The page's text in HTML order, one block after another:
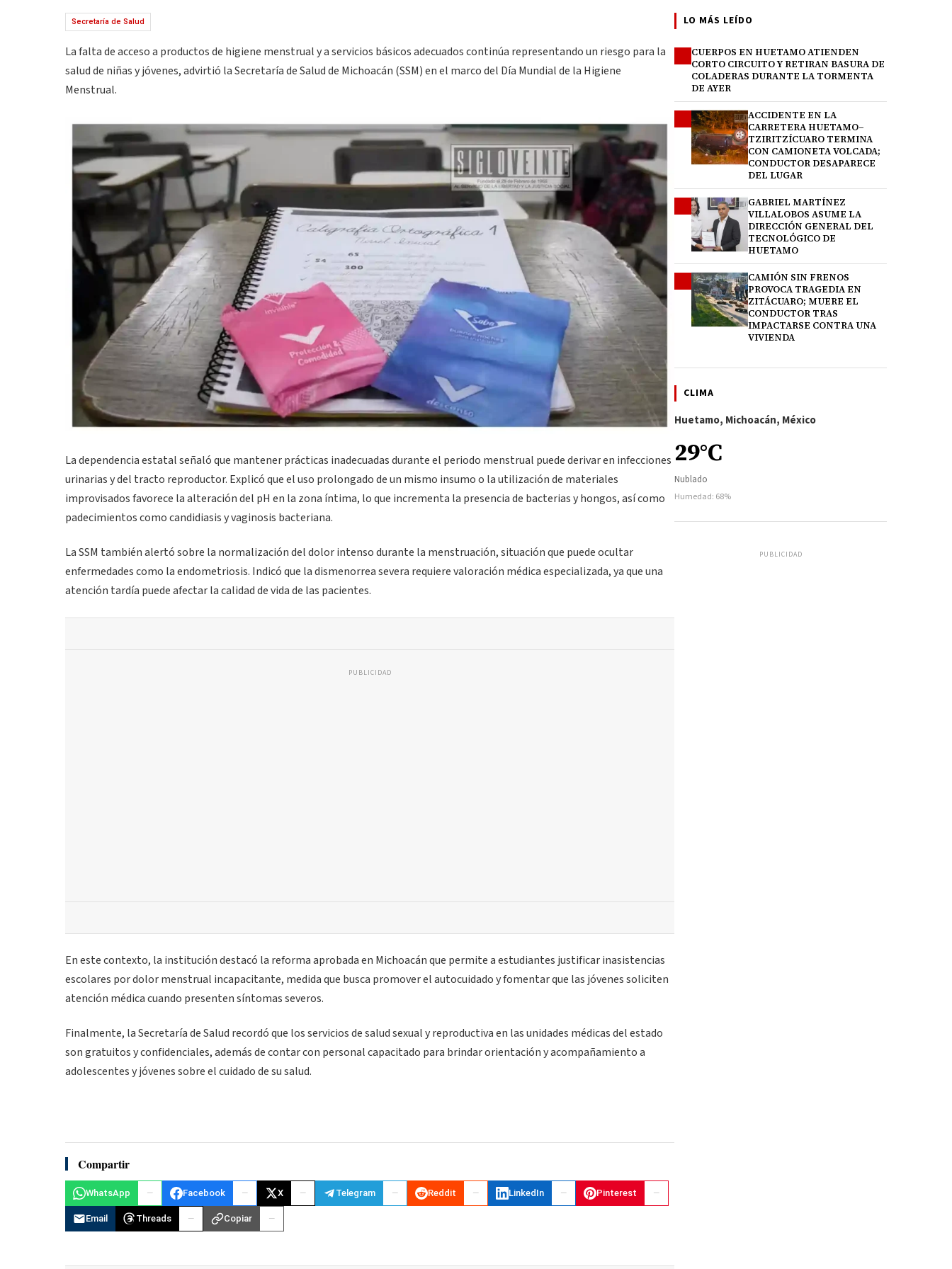
Secretaría de Salud
La falta de acceso a productos de higiene menstrual y a servicios básicos adecuados continúa representando un riesgo para la
salud de niñas y jóvenes, advirtió la Secretaría de Salud de Michoacán (SSM) en el marco del Día Mundial de la Higiene
Menstrual.
La dependencia estatal señaló que mantener prácticas inadecuadas durante el periodo menstrual puede derivar en infecciones
urinarias y del tracto reproductor. Explicó que el uso prolongado de un mismo insumo o la utilización de materiales
improvisados favorece la alteración del pH en la zona íntima, lo que incrementa la presencia de bacterias y hongos, así como
padecimientos como candidiasis y vaginosis bacteriana.
La SSM también alertó sobre la normalización del dolor intenso durante la menstruación, situación que puede ocultar
enfermedades como la endometriosis. Indicó que la dismenorrea severa requiere valoración médica especializada, ya que una
atención tardía puede afectar la calidad de vida de las pacientes.
PUBLICIDAD
En este contexto, la institución destacó la reforma aprobada en Michoacán que permite a estudiantes justificar inasistencias
escolares por dolor menstrual incapacitante, medida que busca promover el autocuidado y fomentar que las jóvenes soliciten
atención médica cuando presenten síntomas severos.
Finalmente, la Secretaría de Salud recordó que los servicios de salud sexual y reproductiva en las unidades médicas del estado
son gratuitos y confidenciales, además de contar con personal capacitado para brindar orientación y acompañamiento a
adolescentes y jóvenes sobre el cuidado de su salud.
Compartir
WhatsApp Facebook X Telegram Reddit LinkedIn Pinterest
Email Threads Copiar
LO MÁS LEÍDO
CUERPOS EN HUETAMO ATIENDEN
CORTO CIRCUITO Y RETIRAN BASURA DE
COLADERAS DURANTE LA TORMENTA
DE AYER
ACCIDENTE EN LA
CARRETERA HUETAMO–
TZIRITZÍCUARO TERMINA
CON CAMIONETA VOLCADA;
CONDUCTOR DESAPARECE
DEL LUGAR
GABRIEL MARTÍNEZ
VILLALOBOS ASUME LA
DIRECCIÓN GENERAL DEL
TECNOLÓGICO DE
HUETAMO
CAMIÓN SIN FRENOS
PROVOCA TRAGEDIA EN
ZITÁCUARO; MUERE EL
CONDUCTOR TRAS
IMPACTARSE CONTRA UNA
VIVIENDA
CLIMA
Huetamo, Michoacán, México
29°C
Nublado
Humedad: 68%
PUBLICIDAD